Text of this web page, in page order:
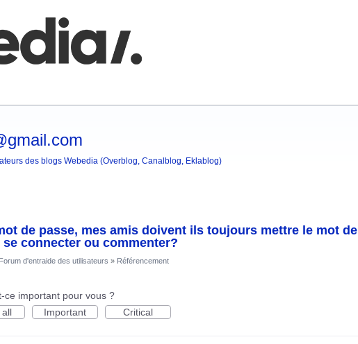
des blogs Webedia (Overblog, Canalblog, Eklablog)
de passe, mes amis doivent ils toujours mettre le mot de
se connecter ou commenter?
Forum d'entraide des utilisateurs » Référencement
ce important pour vous ?
all
Important Critical